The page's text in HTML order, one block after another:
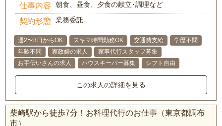
仕事内容 朝食、昼食、夕食の献立･調理など
契約形態 業務委託
週2〜3日からOK スキマ時間勤務OK 交通費支給
学歴不問
年齢不問
家政婦の求人
家事代行スタッフ募集
お手伝いさんの求人
ハウスキーパー募集 シフト自由
この求人の詳細を見る
柴崎駅から徒歩7分！お料理代行のお仕事（東京都調布
市）